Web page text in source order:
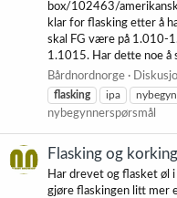
box/102463/
klar for flasking etter å
skal FG være på 1.010-
1.1015. Har dette noe å
Bårdnordnorge
flasking
ipa
nybegynnerspørsmål
Flasking og korking
Har drevet og flasket øl
gjøre flaskingen litt mer